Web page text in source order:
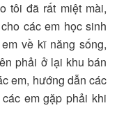
tôi đã rất miệt mài,
các em học sinh
về kĩ năng sống,
phải ở lại khu bán
em, hướng dẫn các
em gặp phải khi